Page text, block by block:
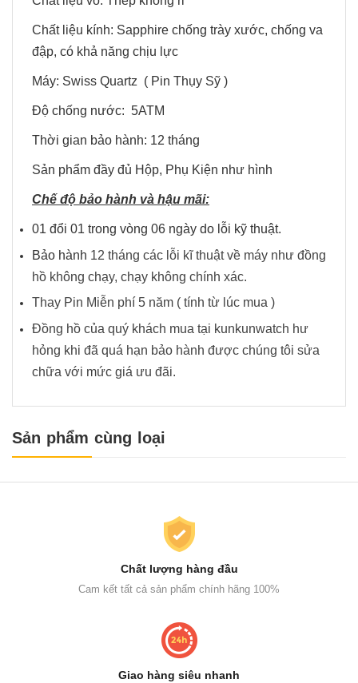
Chất liệu kính: Sapphire chống trày xước, chống va
đập, có khả năng chịu lực
Máy: Swiss Quartz ( Pin Thụy Sỹ )
Độ chống nước: 5ATM
Thời gian bảo hành: 12 tháng
Sản phẩm đầy đủ Hộp, Phụ Kiện như hình
Chế độ bảo hành và hậu mãi:
01 đổi 01 trong vòng 06 ngày do lỗi kỹ thuật.
Bảo hành 12 tháng các lỗi kĩ thuật về máy như đồng
hồ không chạy, chạy không chính xác.
Thay Pin Miễn phí 5 năm ( tính từ lúc mua )
Đồng hồ của quý khách mua tại kunkunwatch hư
hỏng khi đã quá hạn bảo hành được chúng tôi sửa
chữa với mức giá ưu đãi.
Sản phẩm cùng loại
Chất lượng hàng đầu
Cam kết tất cả sản phẩm chính hãng 100%
Giao hàng siêu nhanh